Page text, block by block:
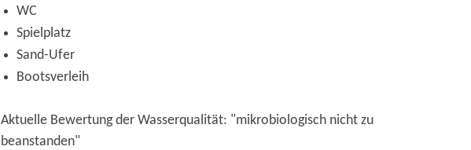
WC
Spielplatz
Sand-Ufer
Bootsverleih
Aktuelle Bewertung der Wasserqualität: "mikrobiologisch nicht zu
beanstanden"